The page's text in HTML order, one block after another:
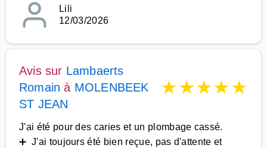
Lili
12/03/2026
Avis sur Lambaerts
Romain à MOLENBEEK
ST JEAN
★★★★★
J'ai été pour des caries et un plombage cassé.
➕ J'ai toujours été bien reçue, pas d'attente et